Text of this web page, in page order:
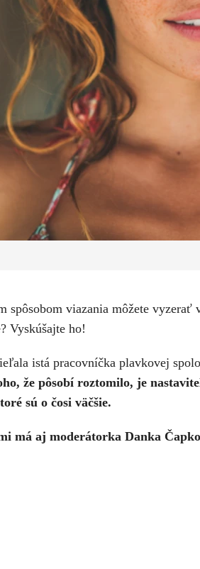
spôsobom viazania môžete vyzerať
Vyskúšajte ho!
istá pracovníčka plavkovej
že pôsobí roztomilo, je
sú o čosi väčšie.
má aj moderátorka Danka